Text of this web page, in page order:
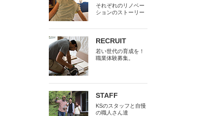
それぞれのリノベー
ションのストーリー
RECRUIT
若い世代の育成を！
職業体験募集。
STAFF
KSのスタッフと自慢
の職人さん達